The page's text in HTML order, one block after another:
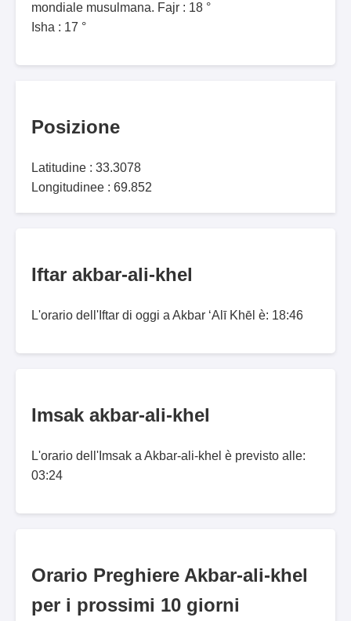
mondiale musulmana. Fajr : 18 °
Isha : 17 °
Posizione
Latitudine : 33.3078
Longitudinee : 69.852
Iftar akbar-ali-khel
L'orario dell'Iftar di oggi a Akbar ‘Alī Khēl è: 18:46
Imsak akbar-ali-khel
L'orario dell'Imsak a Akbar-ali-khel è previsto alle:
03:24
Orario Preghiere Akbar-ali-khel
per i prossimi 10 giorni